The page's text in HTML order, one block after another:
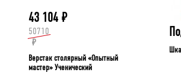
43 104 ₽
50710
₽
Верстак столярный «Опытный
мастер» Ученический